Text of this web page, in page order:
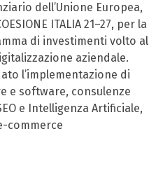
dell’Unione Europea,
ITALIA 21–27, per la
di investimenti volto al
aziendale.
l’implementazione di
e software, consulenze
e Intelligenza Artificiale,
commerce